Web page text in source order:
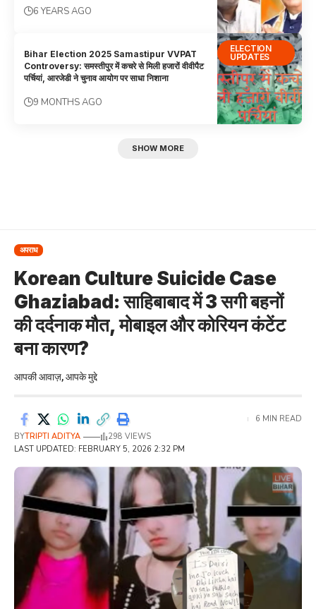
6 YEARS AGO
ELECTION
UPDATES
Bihar Election 2025 Samastipur VVPAT
Controversy: समस्तीपुर में कचरे से मिली हजारों वीवीपैट
पर्चियां, आरजेडी ने चुनाव आयोग पर साधा निशाना
9 MONTHS AGO
SHOW MORE
अपराध
Korean Culture Suicide Case
Ghaziabad: साहिबाबाद में 3 सगी बहनों
की दर्दनाक मौत, मोबाइल और कोरियन कंटेंट
बना कारण?
आपकी आवाज़, आपके मुद्दे
LAST UPDATED: FEBRUARY 5, 2026 2:32 PM
BYTRIPTI ADITYA 298 VIEWS
6 MIN READ